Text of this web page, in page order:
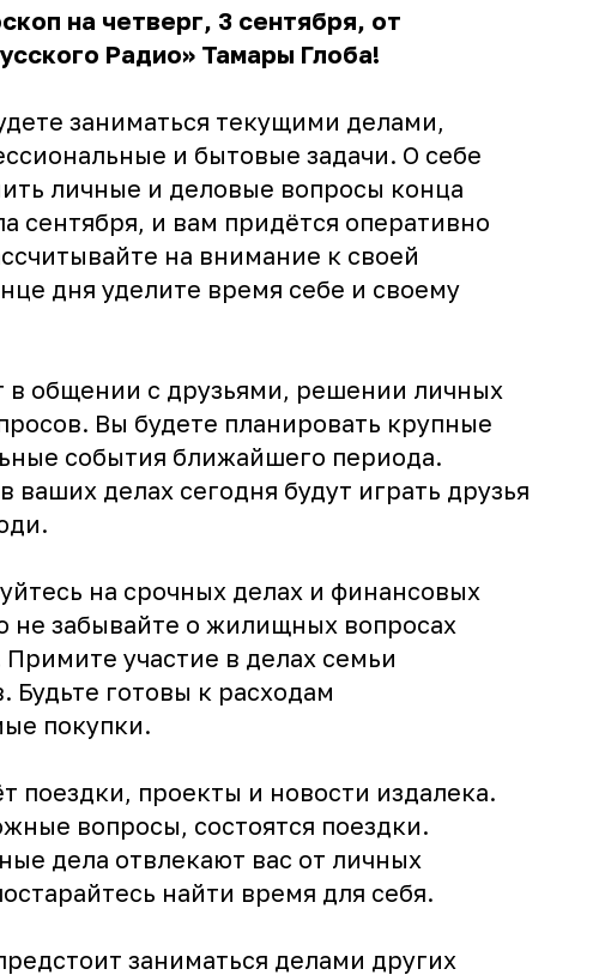
на четверг, 3 сентября, от
Радио» Тамары Глоба!
заниматься текущими делами,
и бытовые задачи. О себе
личные и деловые вопросы конца
сентября, и вам придётся оперативно
на внимание к своей
дня уделите время себе и своему
в общении с друзьями, решении личных
Вы будете планировать крупные
события ближайшего периода.
ваших делах сегодня будут играть друзья
на срочных делах и финансовых
не забывайте о жилищных вопросах
участие в делах семьи
Будьте готовы к расходам
покупки.
поездки, проекты и новости издалека.
вопросы, состоятся поездки.
дела отвлекают вас от личных
найти время для себя.
заниматься делами других